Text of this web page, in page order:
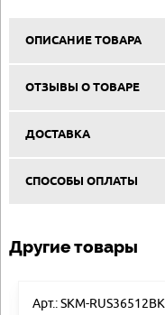
ОПИСАНИЕ ТОВАРА
ОТЗЫВЫ О ТОВАРЕ
ДОСТАВКА
СПОСОБЫ ОПЛАТЫ
Другие товары
Арт.: SKM-RUS36512BK